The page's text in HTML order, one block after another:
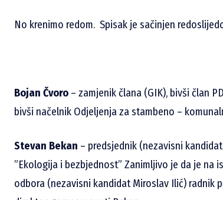
No krenimo redom. Spisak je sačinjen
Bojan Čvoro – zamjenik člana (GIK), bivši član
bivši načelnik Odjeljenja za stambeno –
Stevan Bekan – predsjednik (nezavisni
”Ekologija i bezbjednost” Zanimljivo je da je na
odbora (nezavisni kandidat Miroslav Ilić) radnik